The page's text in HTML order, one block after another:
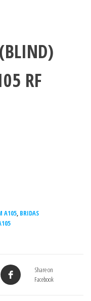
RF
A105, BRIDAS
Share on
Facebook